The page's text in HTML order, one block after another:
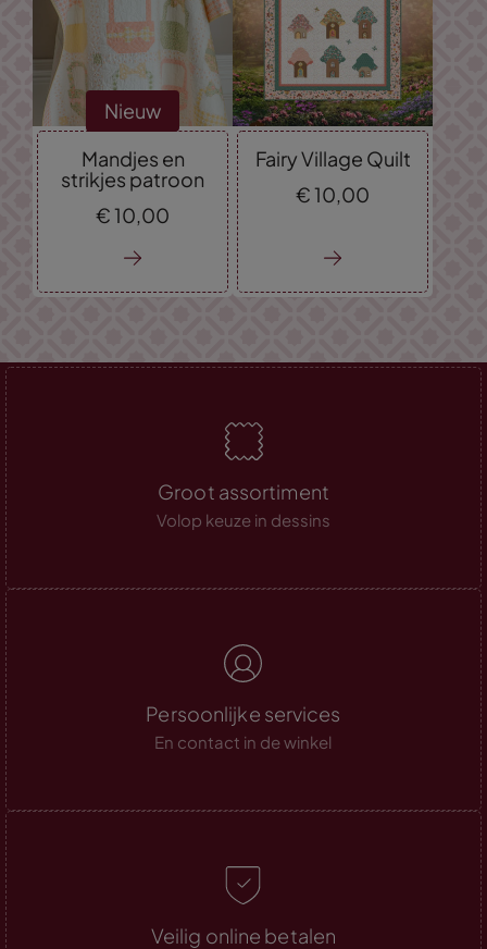
Nieuw
Mandjes en
strikjes patroon
€10, 00
Fairy Village Quilt
€10, 00
Groot assortiment
Volop keuze in dessins
Persoonlijke services
En contact in de winkel
Veilig online betalen